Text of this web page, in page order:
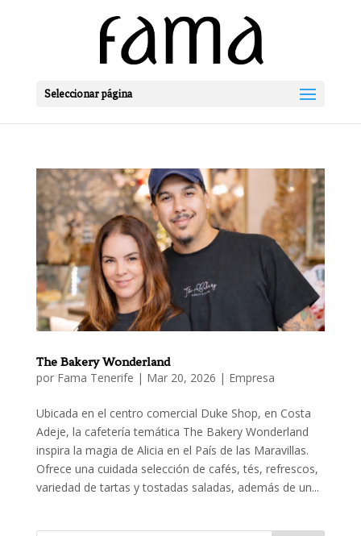
Seleccionar página
The Bakery Wonderland
por Fama Tenerife | Mar 20, 2026 | Empresa
Ubicada en el centro comercial Duke Shop, en Costa
Adeje, la cafetería temática The Bakery Wonderland
inspira la magia de Alicia en el País de las Maravillas.
Ofrece una cuidada selección de cafés, tés, refrescos,
variedad de tartas y tostadas saladas, además de un...